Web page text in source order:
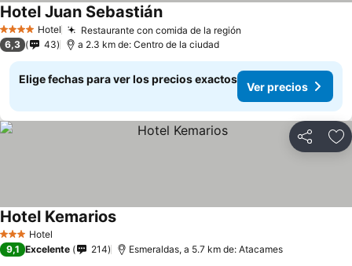
4 EstrellasHotel Restaurante con comida de la región
Hotel Juan Sebastián
6,3 43 a 2.3 km de: Centro de la ciudad
Elige fechas para ver los precios exactos
Ver precios
Compartir
3 Estrellas
Hotel
Hotel Kemarios
9,1 Excelente 214 Esmeraldas, a 5.7 km de: Atacames